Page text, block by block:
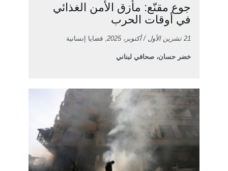
جوع مقنّع: مأزق الأمن الغذائي
في أوقات الحرب
21 تشرين الأول / أكتوبر، 2025 , قضايا إنسانية
خضر حسان، صحافي لبناني